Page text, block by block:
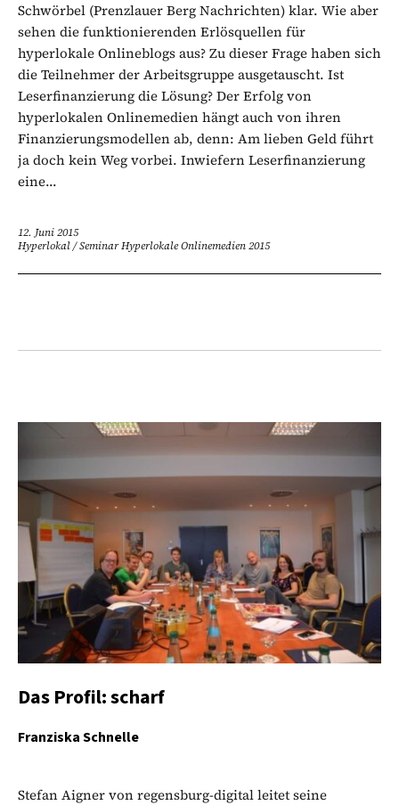
Schwörbel (Prenzlauer Berg Nachrichten) klar. Wie aber
sehen die funktionierenden Erlösquellen für
hyperlokale Onlineblogs aus? Zu dieser Frage haben sich
die Teilnehmer der Arbeitsgruppe ausgetauscht. Ist
Leserfinanzierung die Lösung? Der Erfolg von
hyperlokalen Onlinemedien hängt auch von ihren
Finanzierungsmodellen ab, denn: Am lieben Geld führt
ja doch kein Weg vorbei. Inwiefern Leserfinanzierung
eine...
12. Juni 2015
Hyperlokal/Seminar Hyperlokale Onlinemedien 2015
Das Profil: scharf
Franziska Schnelle
Stefan Aigner von regensburg-digital leitet seine